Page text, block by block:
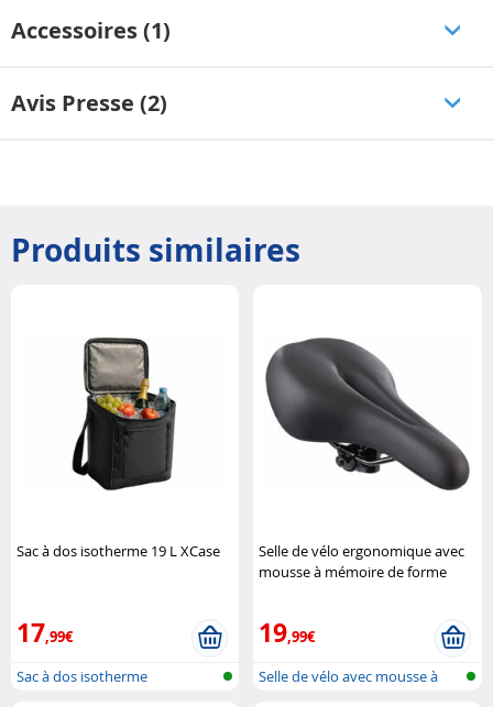
Accessoires (1)
Avis Presse (2)
Produits similaires
Sac à dos isotherme 19 L XCase
17,99€
Sac à dos isotherme
Selle de vélo ergonomique avec
mousse à mémoire de forme
19,99€
Selle de vélo avec mousse à